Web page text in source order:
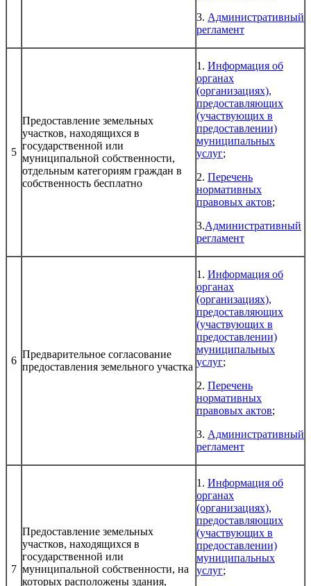
3. Административный
регламент
5
Предоставление земельных
участков, находящихся в
государственной или
муниципальной собственности,
отдельным категориям граждан в
собственность бесплатно
1. Информация об
органах
(организациях),
предоставляющих
(участвующих в
предоставлении)
муниципальных
услуг;
2. Перечень
нормативных
правовых актов;
3.Административный
регламент
6
Предварительное согласование
предоставления земельного участка
1. Информация об
органах
(организациях),
предоставляющих
(участвующих в
предоставлении)
муниципальных
услуг;
2. Перечень
нормативных
правовых актов;
3. Административный
регламент
7
Предоставление земельных
участков, находящихся в
государственной или
муниципальной собственности, на
которых расположены здания,
1. Информация об
органах
(организациях),
предоставляющих
(участвующих в
предоставлении)
муниципальных
услуг;